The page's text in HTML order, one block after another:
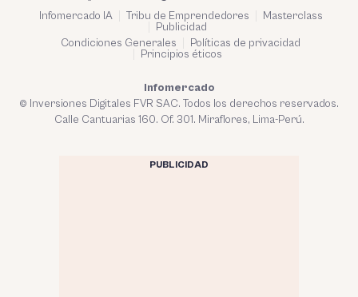
Infomercado IA Tribu de Emprendedores
Masterclass
Publicidad
Condiciones Generales
Políticas de privacidad
Principios éticos
Infomercado
© Inversiones Digitales FVR SAC. Todos los derechos reservados.
Calle Cantuarias 160. Of. 301. Miraflores, Lima-Perú.
PUBLICIDAD